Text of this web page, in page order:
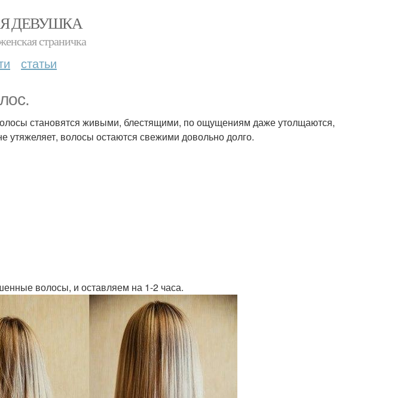
ДЕВУШКА
страничка
статьи
становятся живыми, блестящими, по ощущениям даже утолщаются,
утяжеляет, волосы остаются свежими довольно долго.
волосы, и оставляем на 1-2 часа.